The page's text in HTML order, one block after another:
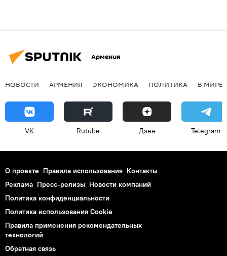
Армения
НОВОСТИ АРМЕНИЯ ЭКОНОМИКА ПОЛИТИКА В МИРЕ
VK Rutube Дзен Telegram
О проекте Правила использования Контакты
Реклама Пресс-релизы Новости компаний
Политика конфиденциальности
Политика использования Cookie
Правила применения рекомендательных
технологий
Обратная связь